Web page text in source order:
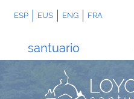
ESP EUS ENG FRA
santuario